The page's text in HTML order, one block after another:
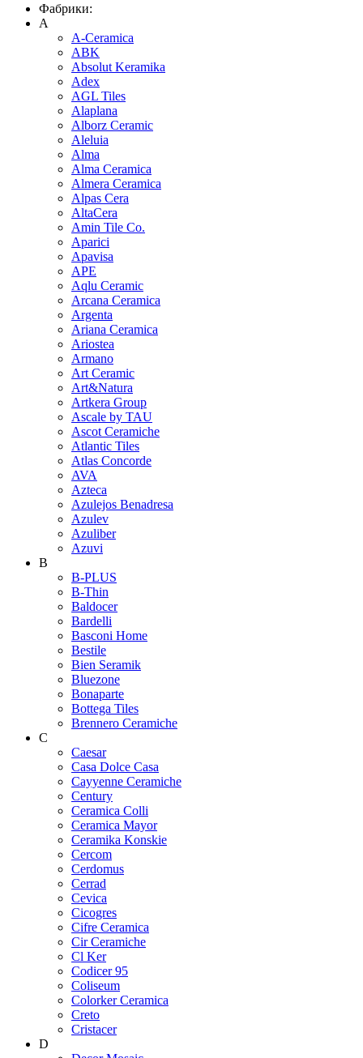
Фабрики:
A
A-Ceramica
ABK
Absolut Keramika
Adex
AGL Tiles
Alaplana
Alborz Ceramic
Aleluia
Alma
Alma Ceramica
Almera Ceramica
Alpas Cera
AltaCera
Amin Tile Co.
Aparici
Apavisa
APE
Aqlu Ceramic
Arcana Ceramica
Argenta
Ariana Ceramica
Ariostea
Armano
Art Ceramic
Art&Natura
Artkera Group
Ascale by TAU
Ascot Ceramiche
Atlantic Tiles
Atlas Concorde
AVA
Azteca
Azulejos Benadresa
Azulev
Azuliber
Azuvi
B
B-PLUS
B-Thin
Baldocer
Bardelli
Basconi Home
Bestile
Bien Seramik
Bluezone
Bonaparte
Bottega Tiles
Brennero Ceramiche
C
Caesar
Casa Dolce Casa
Cayyenne Ceramiche
Century
Ceramica Colli
Ceramica Mayor
Ceramika Konskie
Cercom
Cerdomus
Cerrad
Cevica
Cicogres
Cifre Ceramica
Cir Ceramiche
Cl Ker
Codicer 95
Coliseum
Colorker Ceramica
Creto
Cristacer
D